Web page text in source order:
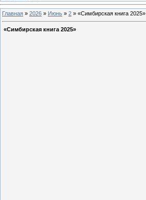
Главная » 2026 » Июнь » 2 » «Симбирская книга 2025»
«Симбирская книга 2025»